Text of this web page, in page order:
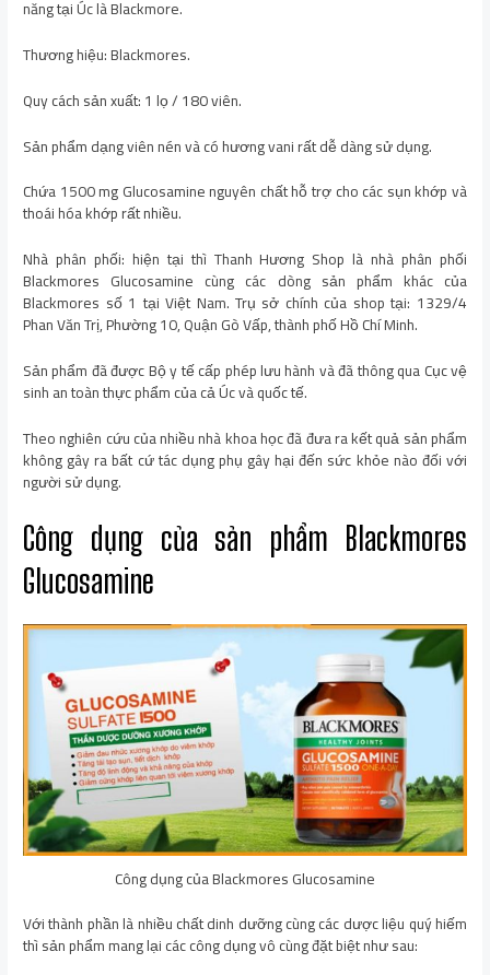
năng tại Úc là Blackmore.
Thương hiệu: Blackmores.
Quy cách sản xuất: 1 lọ / 180 viên.
Sản phẩm dạng viên nén và có hương vani rất dễ dàng sử dụng.
Chứa 1500 mg Glucosamine nguyên chất hỗ trợ cho các sụn khớp và
thoái hóa khớp rất nhiều.
Nhà phân phối: hiện tại thì Thanh Hương Shop là nhà phân phối
Blackmores Glucosamine cùng các dòng sản phẩm khác của
Blackmores số 1 tại Việt Nam. Trụ sở chính của shop tại: 1329/4
Phan Văn Trị, Phường 10, Quận Gò Vấp, thành phố Hồ Chí Minh.
Sản phẩm đã được Bộ y tế cấp phép lưu hành và đã thông qua Cục vệ
sinh an toàn thực phẩm của cả Úc và quốc tế.
Theo nghiên cứu của nhiều nhà khoa học đã đưa ra kết quả sản phẩm
không gây ra bất cứ tác dụng phụ gây hại đến sức khỏe nào đối với
người sử dụng.
Công dụng của sản phẩm Blackmores
Glucosamine
Công dụng của Blackmores Glucosamine
Với thành phần là nhiều chất dinh dưỡng cùng các dược liệu quý hiếm
thì sản phẩm mang lại các công dụng vô cùng đặt biệt như sau: